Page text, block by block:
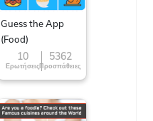
Guess the App
(Food)
10
Ερωτήσεις
5362
Προσπάθειες